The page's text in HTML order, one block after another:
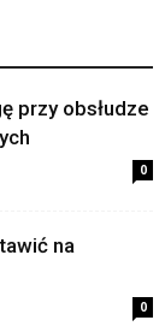
przy obsłudze
0
na
0